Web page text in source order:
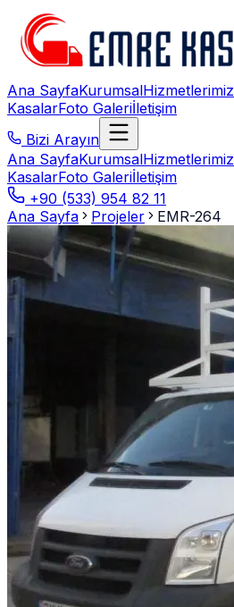
Ana SayfaKurumsalHizmetlerimiz
KasalarFoto Galeriİletişim
Bizi Arayın
Ana SayfaKurumsalHizmetlerimiz
KasalarFoto Galeriİletişim
+90 (533) 954 82 11
Ana Sayfa
Projeler EMR-264